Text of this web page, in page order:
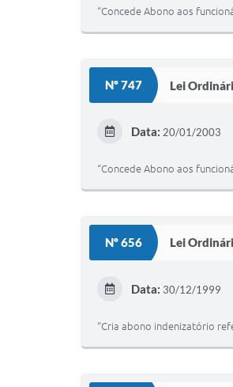
“Concede Abono aos
Nº 747 Lei
Data: 20/01/2003
“Concede Abono aos
Nº 656 Lei
Data: 30/12/1999
“Cria abono indenizatório